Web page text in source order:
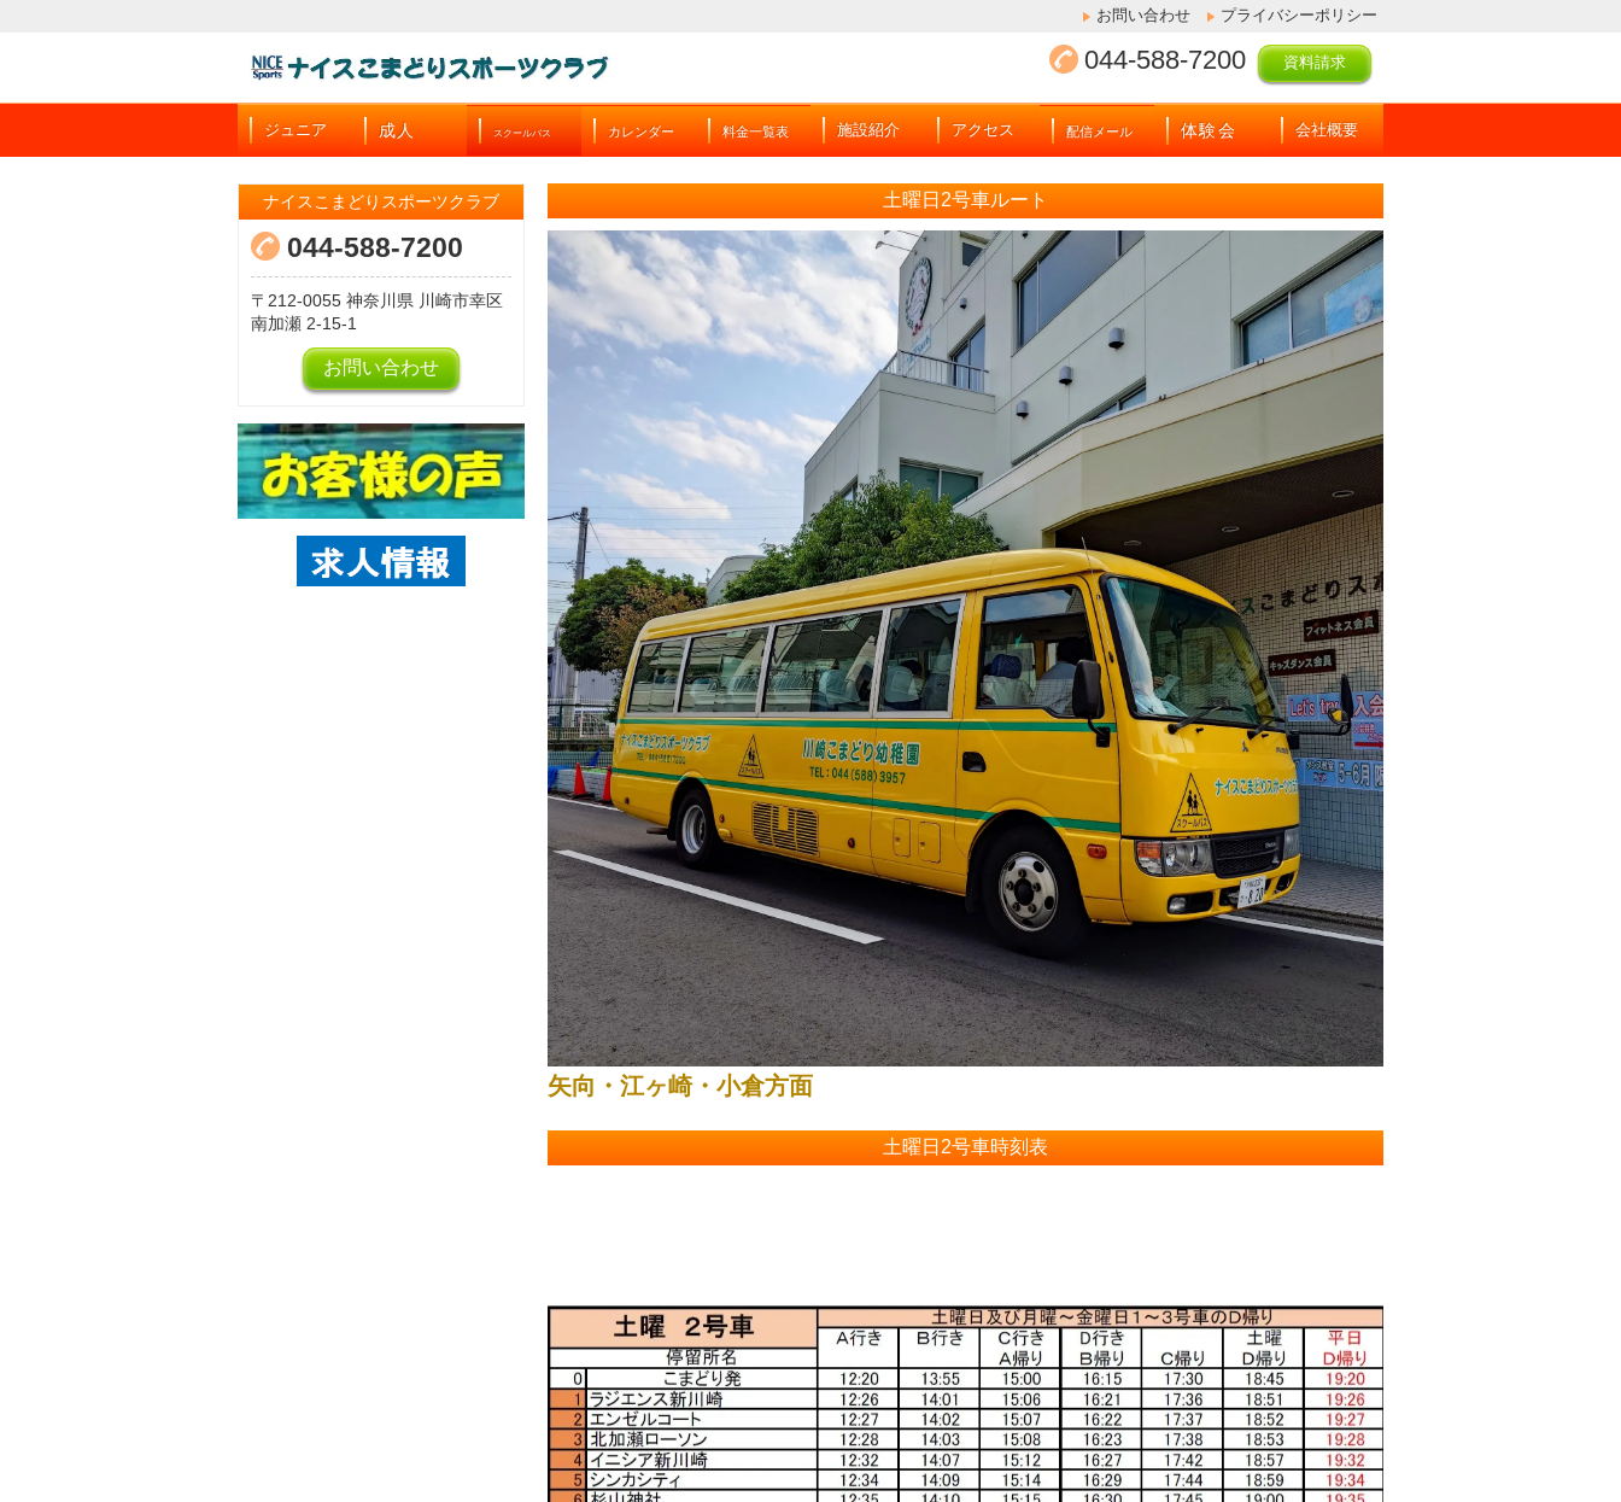
お問い合わせ プライバシーポリシー
044-588-7200 資料請求
ジュニア 成人 スクールバス カレンダー 料金一覧表 施設紹介 アクセス 配信メール 体験会 会社概要
土曜日2号車ルート
矢向・江ヶ崎・小倉方面
土曜日2号車時刻表
ナイスこまどりスポーツクラブ
044-588-7200
212-0055 神奈川県 川崎市幸区
南加瀬 2-15-1
お問い合わせ